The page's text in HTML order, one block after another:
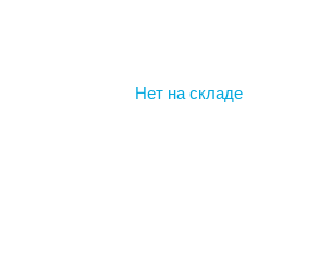
Нет на складе